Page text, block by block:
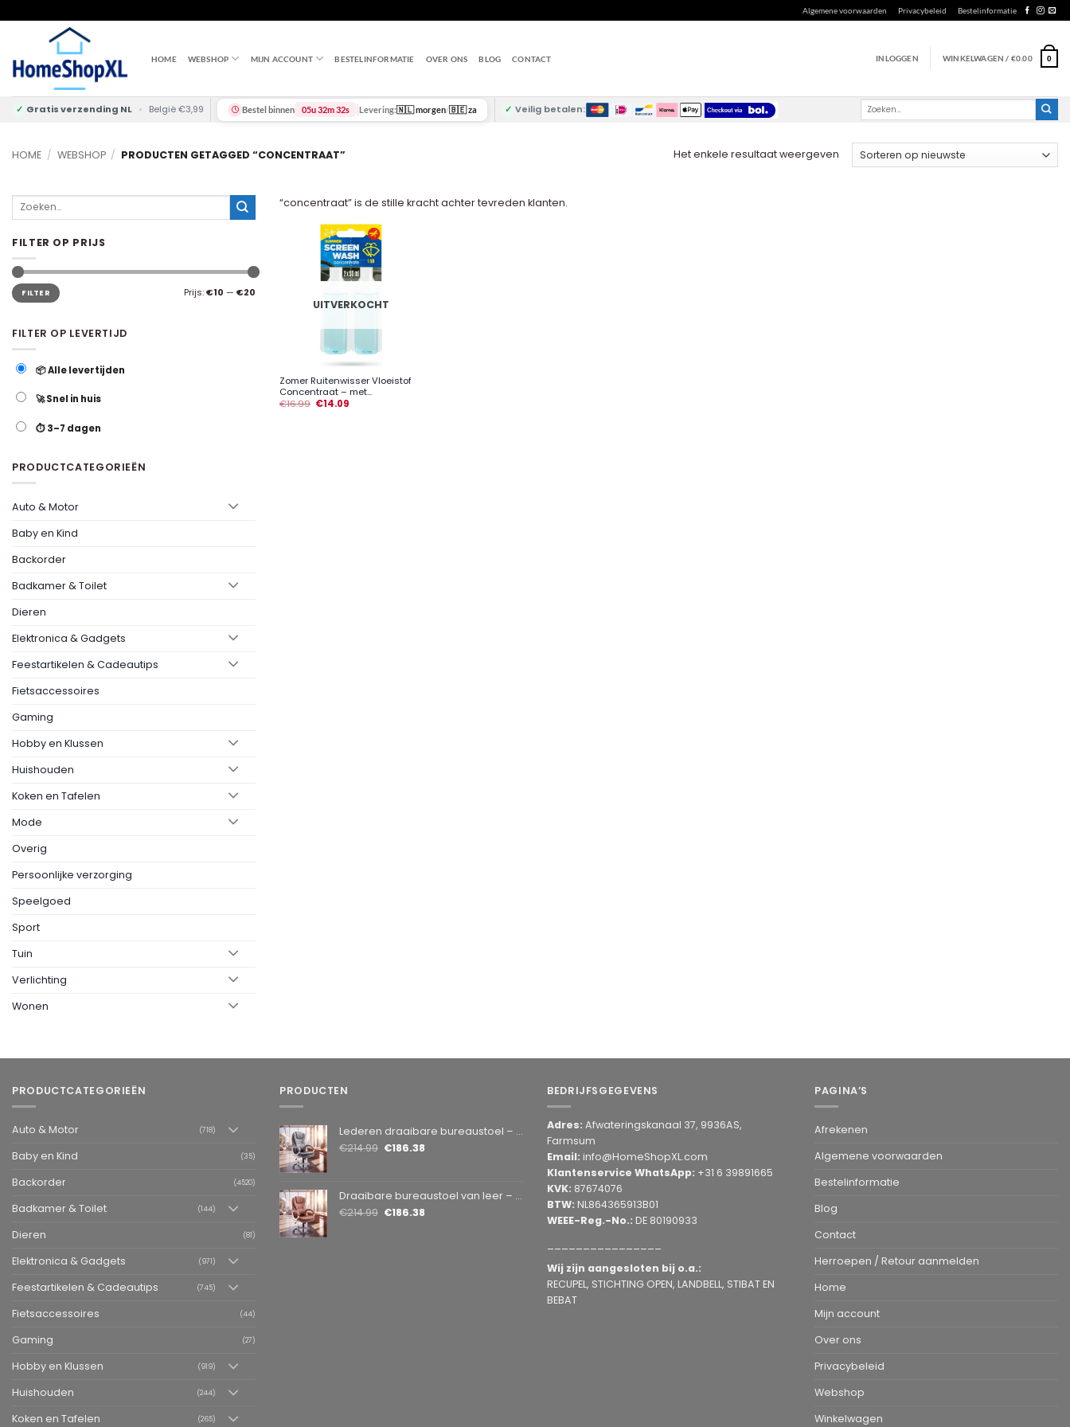
to
Algemene voorwaarden Privacybeleid Bestelinformatie
HOME WEBSHOP MIJN ACCOUNT BESTELINFORMATIE OVER ONS BLOG CONTACT INLOGGEN WINKELWAGEN / €0.00 0
✓ Gratis verzending NL • België €3,99 Bestel binnen 05u 32m 31s Levering:🇳🇱 morgen/🇧🇪 za ✓ Veilig betalen:
Zoeken
HOME / WEBSHOP / PRODUCTEN GETAGGED “CONCENTRAAT” Het enkele resultaat weergeven
Zoeken
FILTER OP PRIJS
Min.
prijs
Max.
prijsFILTER Prijs:€10 — €20
FILTER OP LEVERTIJD
📦 Alle levertijden
🚀 Snel in huis
⏱️ 3–7 dagen
PRODUCTCATEGORIEËN
Auto & Motor
Baby en Kind
Backorder
Badkamer & Toilet
Dieren
Elektronica & Gadgets
Feestartikelen & Cadeautips
Fietsaccessoires
Gaming
Hobby en Klussen
Huishouden
Koken en Tafelen
Mode
Overig
Persoonlijke verzorging
Speelgoed
Sport
Tuin
Verlichting
Wonen
“concentraat” is de stille kracht achter tevreden klanten.
UITVERKOCHT
Zomer Ruitenwisser Vloeistof
Concentraat – met...
€16.99 €14.09
PRODUCTCATEGORIEËN
Auto & Motor (718)
Baby en Kind (35)
Backorder (4520)
Badkamer & Toilet (144)
Dieren (81)
Elektronica & Gadgets (971)
Feestartikelen & Cadeautips (745)
Fietsaccessoires (44)
Gaming (27)
Hobby en Klussen (919)
Huishouden (244)
Koken en Tafelen (265)
PRODUCTEN
Lederen draaibare bureaustoel – Grijs 1 Stuks [BMD1107GY]
€214.99 €186.38
Draaibare bureaustoel van leer – bruin 1 Stuks [BMD1107BR]
€214.99 €186.38
BEDRIJFSGEGEVENS
Adres: Afwateringskanaal 37, 9936AS,
Farmsum
Email: info@HomeShopXL.com
Klantenservice WhatsApp: +31 6 39891665
KVK: 87674076
BTW: NL864365913B01
WEEE-Reg.-No.: DE 80190933
Wij zijn aangesloten bij o.a.:
RECUPEL, STICHTING OPEN, LANDBELL, STIBAT EN
BEBAT
PAGINA’S
Afrekenen
Algemene voorwaarden
Bestelinformatie
Blog
Contact
Herroepen / Retour aanmelden
Home
Mijn account
Over ons
Privacybeleid
Webshop
Winkelwagen